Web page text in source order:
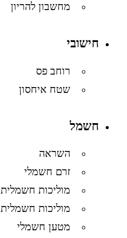
מחשבון להריון
חישובי
רוחב פס
שטח איחסון
חשמל
השראה
זרם חשמלי
מוליכות חשמלית
מוליכות חשמלית
מטען חשמלי